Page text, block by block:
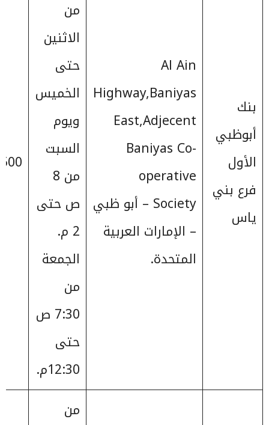
بنك
أبوظبي
الأول
فرع بني
ياس
Al Ain
Highway,Baniyas
East,Adjecent
Baniyas Co-
operative
Society – أبو ظبي
– الإمارات العربية
المتحدة.
من
الاثنين
حتى
الخميس
ويوم
السبت
من 8
ص حتى
2 م.
الجمعة
من
7:30 ص
حتى
12:30م.
من